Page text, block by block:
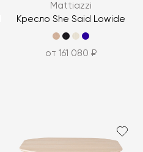
Mattiazzi
Кресло She Said Lowide
от 161 080 ₽